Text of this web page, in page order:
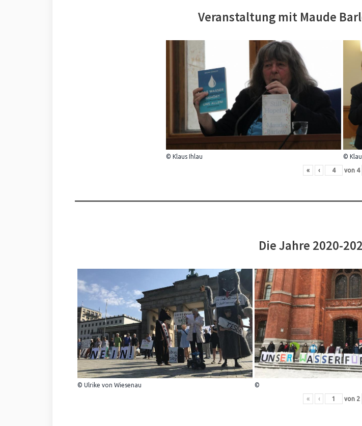
Veranstaltung mit Maude
© Klaus Ihlau ©
« ‹ von 4
Die Jahre 2020-
© Ulrike von Wiesenau ©
« ‹ von 2